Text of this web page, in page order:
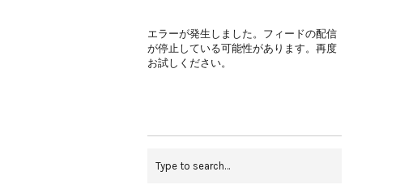
エラーが発生しました。フィードの配信
が停止している可能性があります。再度
お試しください。